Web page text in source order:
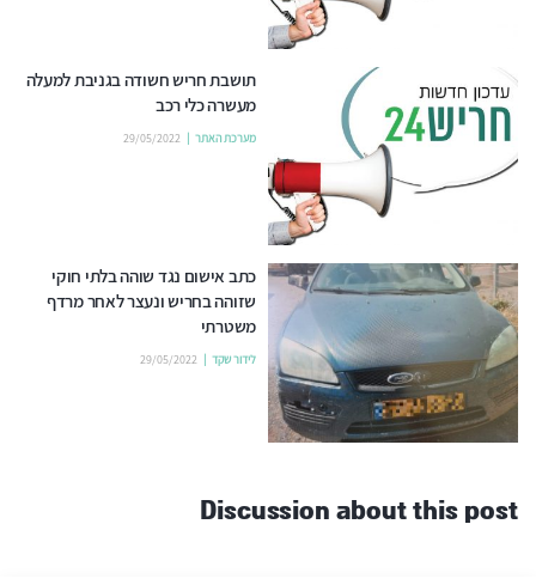
תושבת חריש חשודה בגניבת למעלה
מעשרה כלי רכב
מערכת האתר 29/05/2022
כתב אישום נגד שוהה בלתי חוקי
שזוהה בחריש ונעצר לאחר מרדף
משטרתי
לידור שקד 29/05/2022
Discussion about this post